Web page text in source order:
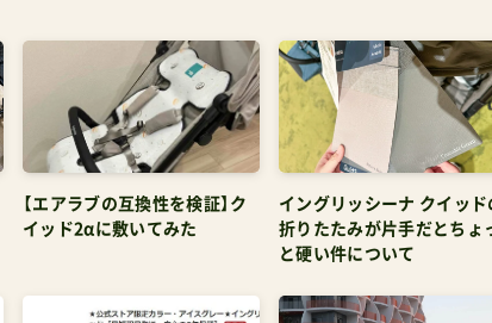
【エアラブの互換性を検証】ク
イッド2αに敷いてみた
イングリッシーナ クイッド
折りたたみが片手だとちょ
と硬い件について